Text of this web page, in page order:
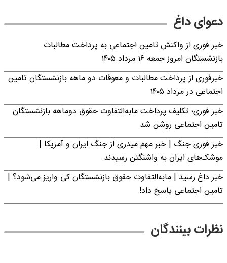
دعوای داغ
خبر فوری از واکنش تامین اجتماعی به پرداخت مطالبات
بازنشستگان امروز جمعه ۱۶ مرداد ۱۴۰۵
خبرفوری از پرداخت مطالبات و معوقات دو ماهه بازنشستگان تامین
اجتماعی در مرداد ۱۴۰۵
خبر فوری؛ تکلیف پرداخت مابه‌التفاوت حقوق دوماهه بازنشستگان
تامین اجتماعی روشن شد
خبر فوری جنگ | خبر مهم میدری از جنگ ایران و آمریکا |
موشک‌های ایران به واشنگتن رسیدند
خبر داغ رسید | مابه‌التفاوت حقوق بازنشستگان کی واریز می‌شود؟ |
تامین اجتماعی پاسخ داد!
نظرات بینندگان